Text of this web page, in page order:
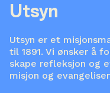
Utsyn
Utsyn er et
til 1891. Vi ønsker å
skape refleksjon og
misjon og